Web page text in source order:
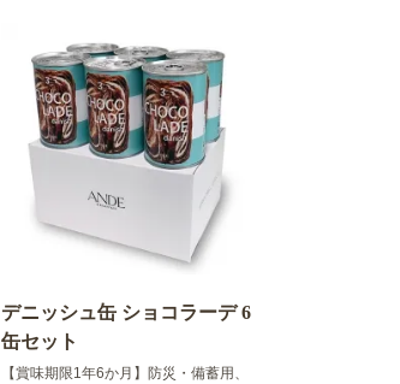
デニッシュ缶 ショコラーデ 6
缶セット
【賞味期限1年6か月】防災・備蓄用、